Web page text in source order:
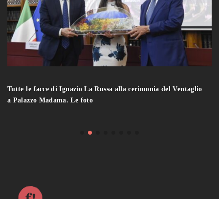
Tutte le facce di Ignazio La Russa alla cerimonia del Ventaglio
a Palazzo Madama. Le foto